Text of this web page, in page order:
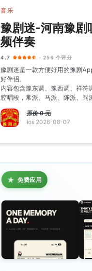
音乐
豫剧迷-河南豫剧
频伴奏
4.7 · 256 个评分
豫剧迷是一款方便好用的豫剧
好伴侣。
内容包含豫东调、豫西调、祥符
腔唱段，常派、马派、陈派、阎
种豫剧流派，全国各地豫剧演出
原价9 元
ios 2026-08-07
★ 免费应用